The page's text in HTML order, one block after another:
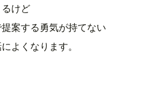
けど
案する勇気が持てない
よくなります。